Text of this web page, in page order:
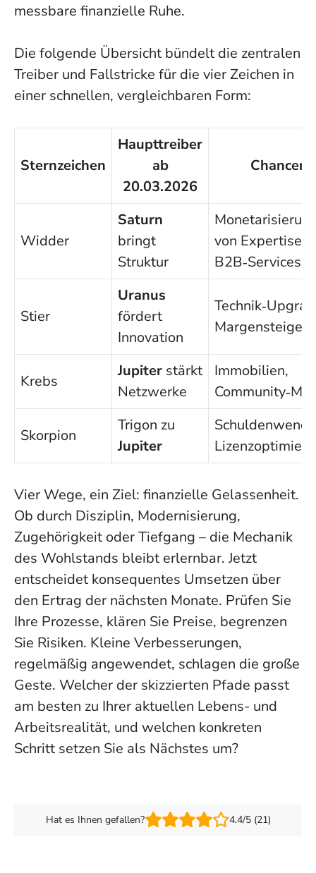
messbare finanzielle Ruhe.
Die folgende Übersicht bündelt die zentralen
Treiber und Fallstricke für die vier Zeichen in
einer schnellen, vergleichbaren Form:
Sternzeichen
Haupttreiber
ab
20.03.2026
Chancen
Widder
Saturn
bringt
Struktur
von Expertise,
B2B‑Services
Stier
Uranus
fördert
Innovation
Krebs
Jupiter stärkt
Netzwerke
Immobilien,
Skorpion
Trigon zu
Jupiter
Vier Wege, ein Ziel: finanzielle Gelassenheit.
Ob durch Disziplin, Modernisierung,
Zugehörigkeit oder Tiefgang – die Mechanik
des Wohlstands bleibt erlernbar.Jetzt
entscheidet konsequentes Umsetzen über
den Ertrag der nächsten Monate. Prüfen Sie
Ihre Prozesse, klären Sie Preise, begrenzen
Sie Risiken. Kleine Verbesserungen,
regelmäßig angewendet, schlagen die große
Geste. Welcher der skizzierten Pfade passt
am besten zu Ihrer aktuellen Lebens- und
Arbeitsrealität, und welchen konkreten
Schritt setzen Sie als Nächstes um?
Hat es Ihnen gefallen? 4.4/5 (21)